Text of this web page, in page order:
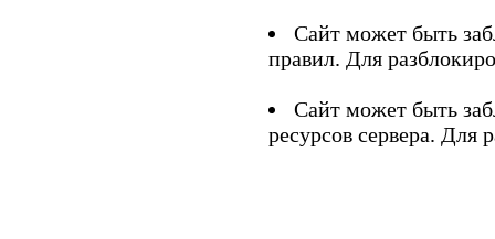
Сайт может быть
правил. Для
Сайт может быть
ресурсов сервера. Для